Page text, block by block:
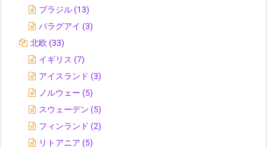
ブラジル (13)
パラグアイ (3)
北欧 (33)
イギリス (7)
アイスランド (3)
ノルウェー (5)
スウェーデン (5)
フィンランド (2)
リトアニア (5)